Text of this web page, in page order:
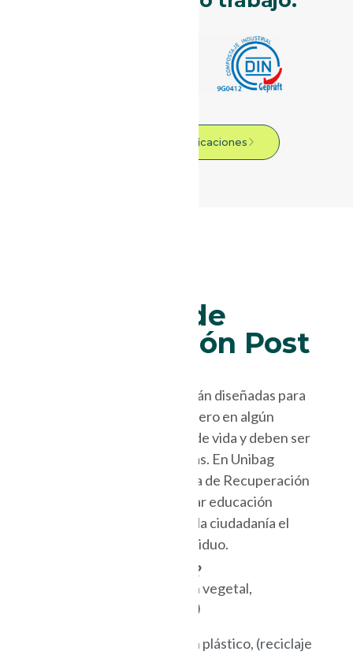
Ver todas las certificaciones
Programa de
Recuperación Post
Las bolsas reutilizables están diseñadas para
ser usadas muchas veces pero en algún
momento llegarán a su fin de vida y deben ser
correctamente gestionadas. En Unibag
creamos nuestro Programa de Recuperación
Post Consumo para generar educación
ambiental y para acercar a la ciudadanía el
reciclaje de este nuevo residuo.
¿Que bolsas recibimos?
Reutilizables de origen vegetal,
(compostaje industrial)
Reutilizables de origen plástico, (reciclaje